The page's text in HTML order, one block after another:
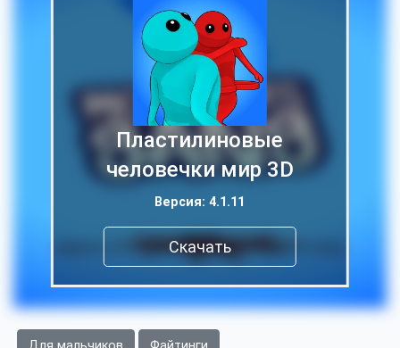
Пластилиновые
человечки мир 3D
Версия: 4.1.11
Скачать